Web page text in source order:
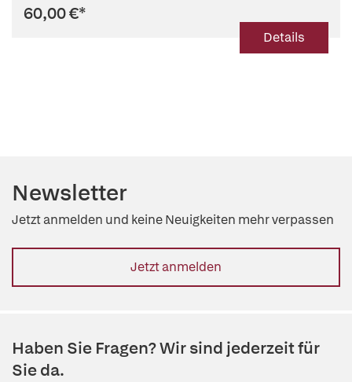
60,00 €*
Details
Newsletter
Jetzt anmelden und keine Neuigkeiten mehr verpassen
Jetzt anmelden
Haben Sie Fragen? Wir sind jederzeit für
Sie da.